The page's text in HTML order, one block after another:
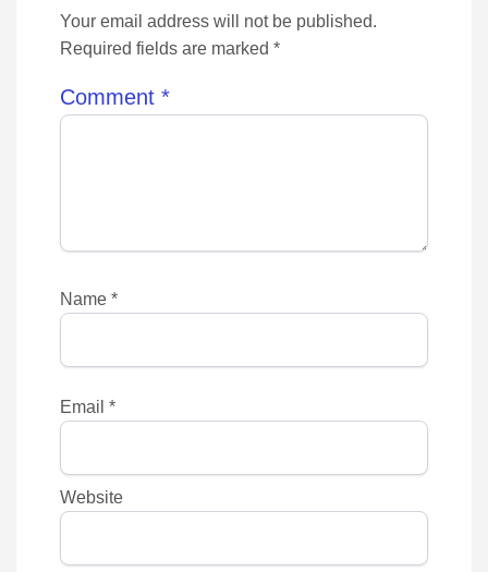
Your email address will not be published.
Required fields are marked *
Comment *
Name *
Email *
Website